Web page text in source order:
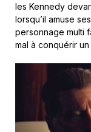
les Kennedy
lorsqu’il amuse
personnage multi
mal à conquérir un